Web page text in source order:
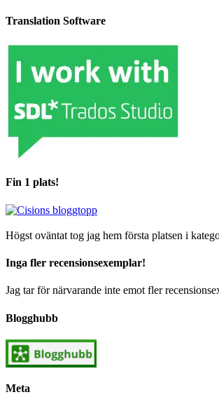
Translation Software
Fin 1 plats!
Högst oväntat tog jag hem första platsen i
Inga fler recensionsexemplar!
Jag tar för närvarande inte emot fler
Blogghubb
Meta